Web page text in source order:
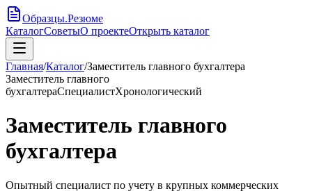
Образцы.Резюме
КаталогСоветыО проектеОткрыть каталог
Главная/Каталог/Заместитель главного бухгалтера
Заместитель главного
бухгалтераСпециалистХронологический
Заместитель главного
бухгалтера
Опытный специалист по учету в крупных коммерческих